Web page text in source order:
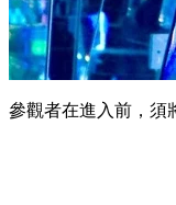
參觀者在進入前，須